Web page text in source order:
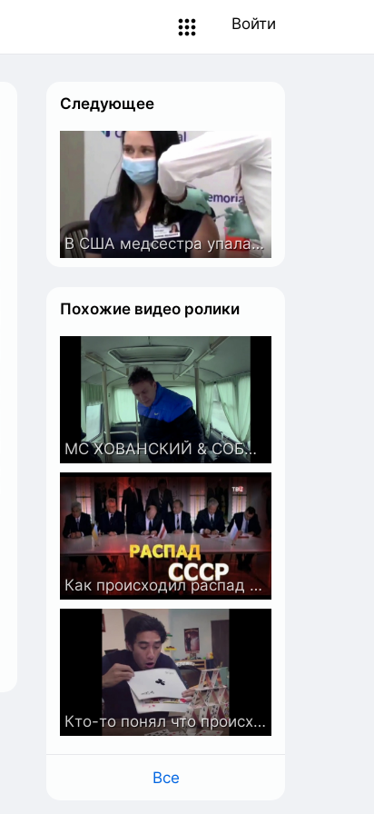
Войти
Следующее
В США медсестра упала в обморок после введения вакцины от COVID-19.
Похожие видео ролики
МС ХОВАНСКИЙ & СОБОЛЕВ - ПИВО ПЬЁТ
Как происходил распад СССР
Кто-то понял что происходит?)
Все